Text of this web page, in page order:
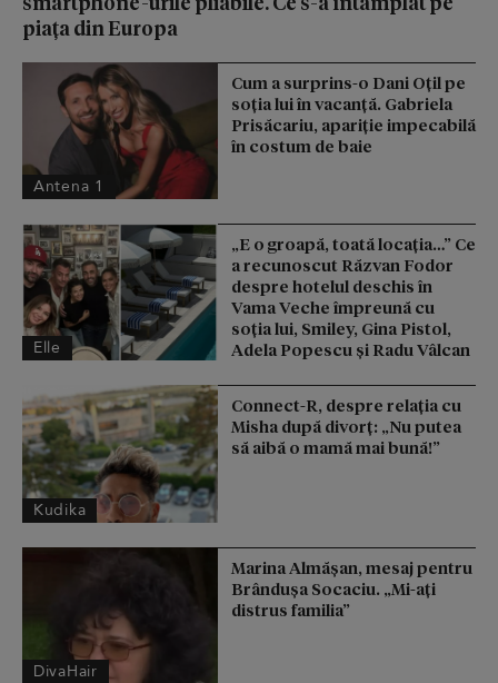
piața din Europa
Antena 1
Cum a surprins-o Dani Oțil pe
soția lui în vacanță. Gabriela
Prisăcariu, apariție impecabilă
în costum de baie
Elle
„E o groapă, toată locația…” Ce
a recunoscut Răzvan Fodor
despre hotelul deschis în
Vama Veche împreună cu
soția lui, Smiley, Gina Pistol,
Adela Popescu și Radu Vâlcan
Kudika
Connect-R, despre relația cu
Misha după divorț: „Nu putea
să aibă o mamă mai bună!”
DivaHair
Marina Almășan, mesaj pentru
Brândușa Socaciu. „Mi-ați
distrus familia”